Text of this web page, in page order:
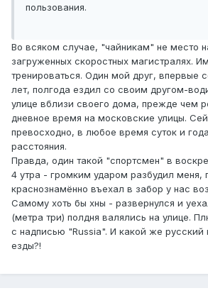
пользования.
Во всяком случае, "чайникам" не место
загруженных скоростных магистралях.
тренироваться. Один мой друг, впервые
лет, полгода ездил со своим другом-
улице вблизи своего дома, прежде чем
дневное время на московские улицы.
превосходно, в любое время суток и
расстояния.
Правда, один такой "спортсмен" в
4 утра - громким ударом разбудил меня,
краснознамённо въехал в забор у нас
Самому хоть бы хны - развернулся и
(метра три) полдня валялись на улице.
с надписью "Russia". И какой же русский
езды?!